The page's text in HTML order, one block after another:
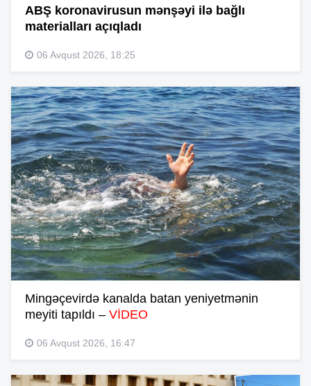
ABŞ koronavirusun mənşəyi ilə bağlı
materialları açıqladı
06 Avqust 2026, 18:25
Mingəçevirdə kanalda batan yeniyetmənin
meyiti tapıldı – VİDEO
06 Avqust 2026, 16:47